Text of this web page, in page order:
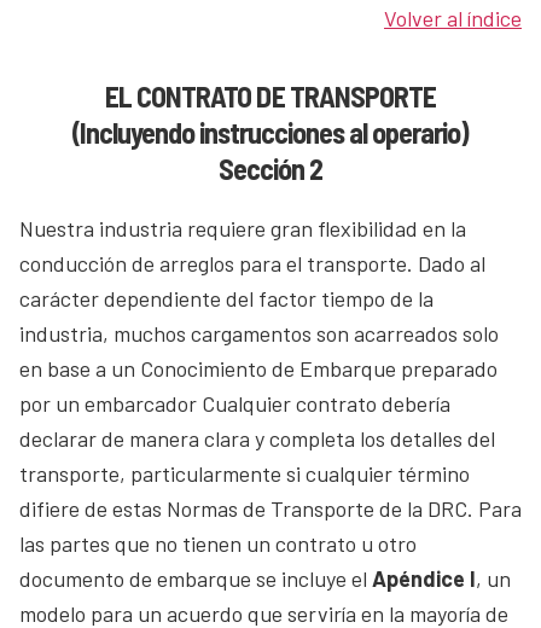
Volver al índice
EL CONTRATO DE TRANSPORTE
(Incluyendo instrucciones al operario)
Sección 2
Nuestra industria requiere gran flexibilidad en la
conducción de arreglos para el transporte. Dado al
carácter dependiente del factor tiempo de la
industria, muchos cargamentos son acarreados solo
en base a un Conocimiento de Embarque preparado
por un embarcador Cualquier contrato debería
declarar de manera clara y completa los detalles del
transporte, particularmente si cualquier término
difiere de estas Normas de Transporte de la DRC. Para
las partes que no tienen un contrato u otro
documento de embarque se incluye el Apéndice I, un
modelo para un acuerdo que serviría en la mayoría de